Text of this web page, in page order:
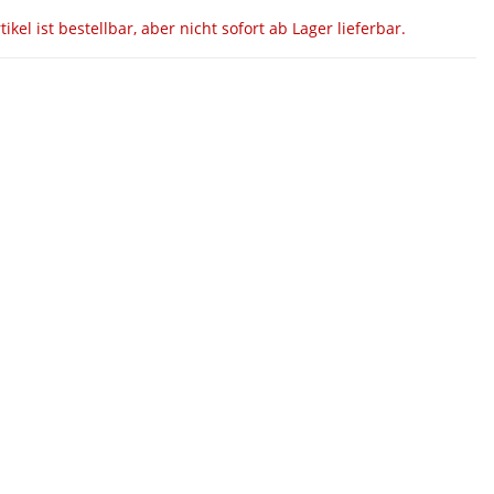
ist bestellbar, aber nicht sofort ab Lager lieferbar.